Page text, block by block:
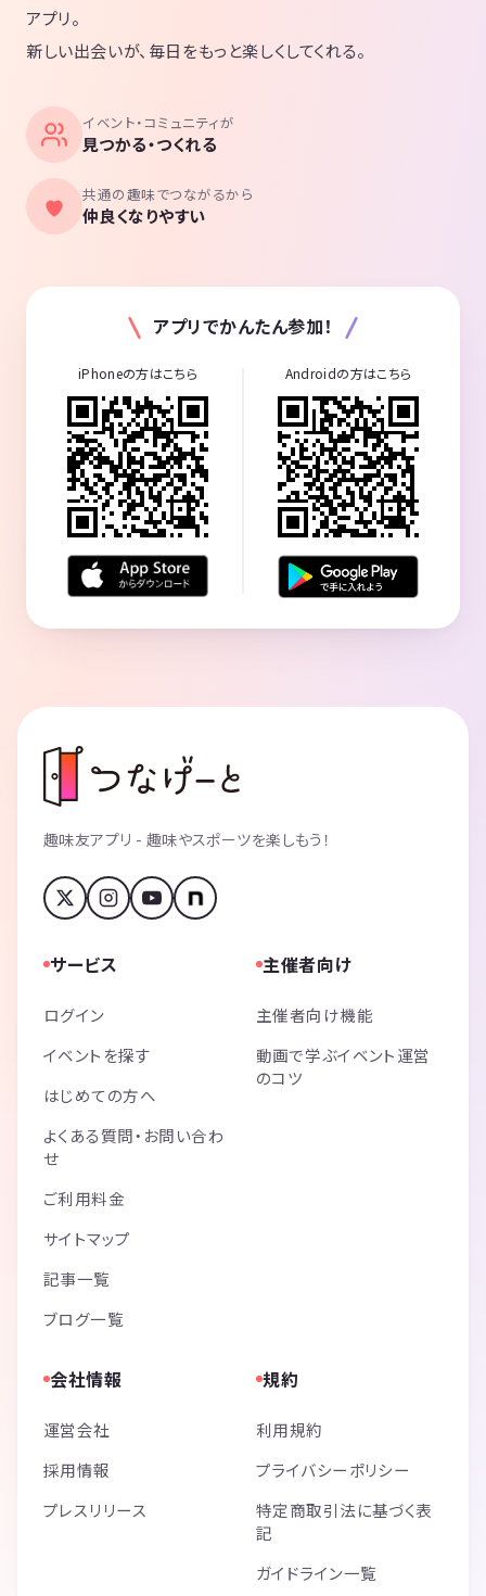
アプリ。
新しい出会いが、毎日をもっと楽しくしてくれる。
イベント・コミュニティが
見つかる・つくれる
共通の趣味でつながるから
仲良くなりやすい
アプリでかんたん参加！
iPhoneの方はこちら Androidの方はこちら
趣味友アプリ - 趣味やスポーツを楽しもう！
サービス
ログイン
イベントを探す
はじめての方へ
よくある質問・お問い合わ
せ
ご利用料金
サイトマップ
記事一覧
ブログ一覧
主催者向け
主催者向け機能
動画で学ぶイベント運営
のコツ
会社情報
運営会社
採用情報
プレスリリース
規約
利用規約
プライバシーポリシー
特定商取引法に基づく表
記
ガイドライン一覧